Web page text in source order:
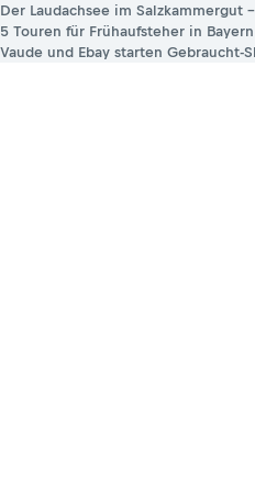
Der Laudachsee im Salzkammergut
5 Touren für Frühaufsteher in
Vaude und Ebay starten Gebraucht-